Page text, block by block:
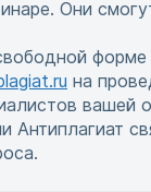
Они
форме
на
вашей
Антиплагиат